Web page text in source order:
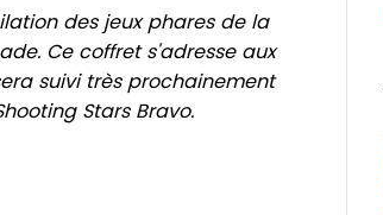
des jeux phares de la
Ce coffret s'adresse aux
suivi très prochainement
Stars Bravo.